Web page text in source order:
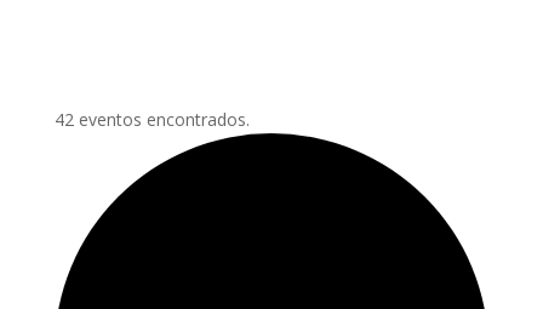
42 eventos encontrados.